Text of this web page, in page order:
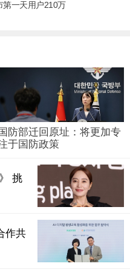
一天用户210万
防部迁回原址：将更加专
于国防政策
挑
作共